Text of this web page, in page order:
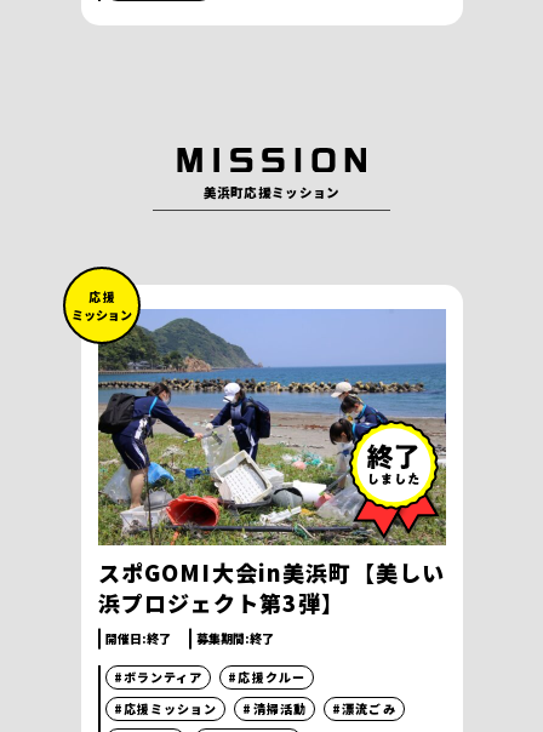
美浜町応援ミッション
応 援
ミッション
スポGOMI大会in美浜町【美しい
浜プロジェクト第3弾】
開催日:終了 募集期間:終了
#ボランティア
#応援クルー
#応援ミッション
#清掃活動
#漂流ごみ